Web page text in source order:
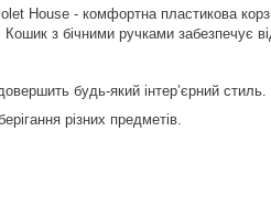
House - комфортна пластикова
з бічними ручками забезпечує
будь-який інтер’єрний стиль.
різних предметів.